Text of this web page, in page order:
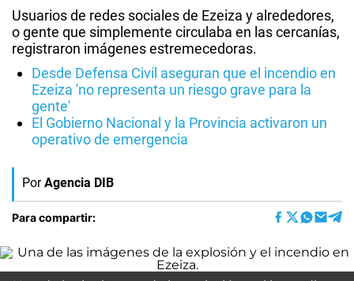
Usuarios de redes sociales de Ezeiza y alrededores,
o gente que simplemente circulaba en las cercanías,
registraron imágenes estremecedoras.
Desde Defensa Civil aseguran que el incendio en
Ezeiza 'no representa un riesgo grave para la
gente'
El Gobierno Nacional y la Provincia activaron un
operativo de emergencia
Por Agencia DIB
Para compartir: